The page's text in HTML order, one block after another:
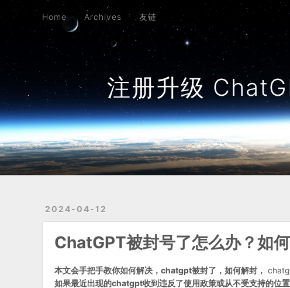
注册升级
Home Archives 友链
2024-04-12
ChatGPT被封号了怎么办？如
本文会手把手教你如何解决，chatgpt被封了，如何解封，
如果最近出现的chatgpt收到违反了使用政策或从不受支持的位
Archives 友链